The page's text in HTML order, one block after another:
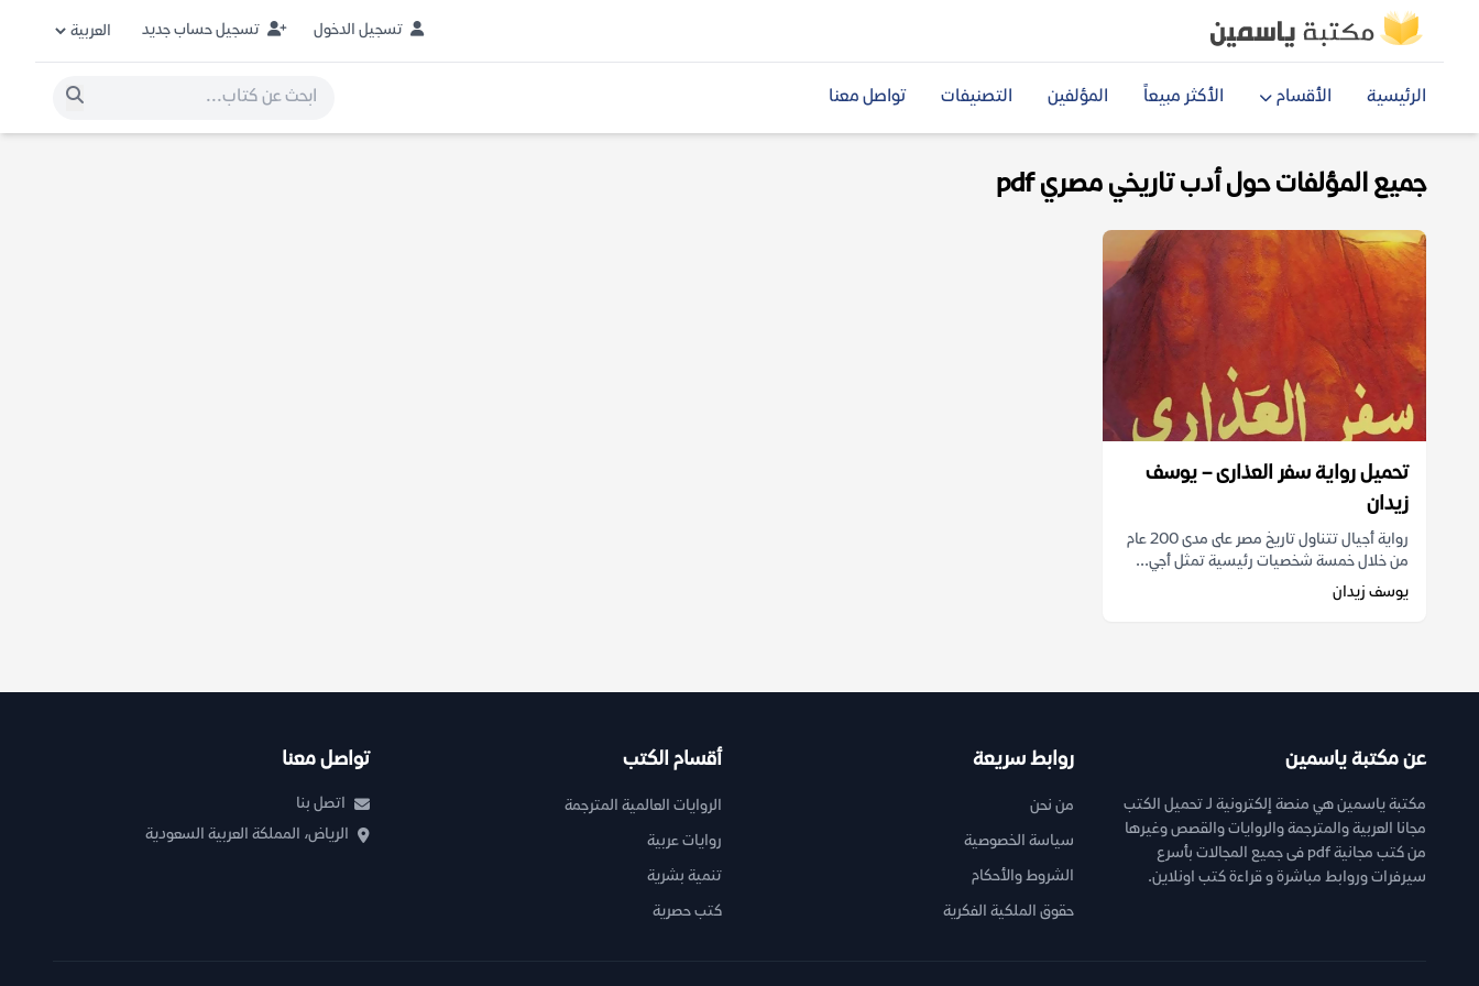
تسجيل الدخول تسجيل حساب جديد
الرئيسية الأقسام الأكثر مبيعاً المؤلفين التصنيفات تواصل معنا
جميع المؤلفات حول أدب تاريخي مصري pdf
تحميل رواية سفر العذارى – يوسف
زيدان
رواية أجيال تتناول تاريخ مصر على مدى 200 عام
من خلال خمسة شخصيات رئيسية تمثل أجي...
يوسف زيدان
عن مكتبة ياسمين
مكتبة ياسمين هي منصة إلكترونية لـ تحميل الكتب
مجانا العربية والمترجمة والروايات والقصص وغيرها
من كتب مجانية pdf فى جميع المجالات بأسرع
سيرفرات وروابط مباشرة و قراءة كتب اونلاين.
روابط سريعة
من نحن
سياسة الخصوصية
الشروط والأحكام
حقوق الملكية الفكرية
أقسام الكتب
الروايات العالمية المترجمة
روايات عربية
تنمية بشرية
كتب حصرية
تواصل معنا
اتصل بنا
الرياض، المملكة العربية السعودية